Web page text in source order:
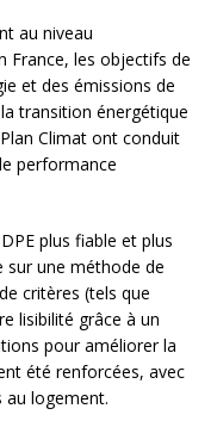
au niveau
France, les objectifs de
et des émissions de
transition énergétique
Climat ont conduit
performance
plus fiable et plus
sur une méthode de
critères (tels que
lisibilité grâce à un
pour améliorer la
été renforcées, avec
au logement.